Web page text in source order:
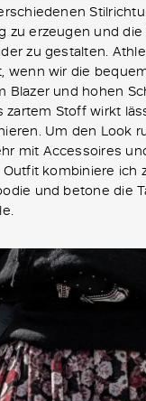
zu erzeugen und
zu gestalten.
wenn wir die
Blazer und hohen
zartem Stoff wirkt
Um den Look
mit Accessoires
kombiniere ich
und betone die